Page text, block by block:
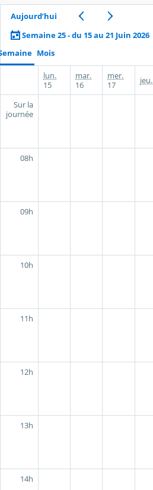
Aujourd’hui
Semaine 25 - du 15 au 21 Juin 2026
Mois
lun.
15
mar.
16
mer.
17
jeu.
Sur la
journée
08h
09h
10h
11h
12h
13h
14h